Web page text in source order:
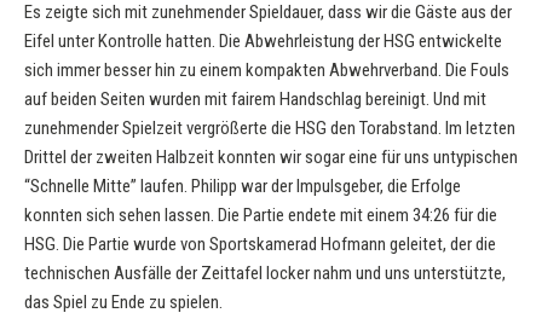
Es zeigte sich mit zunehmender Spieldauer, dass wir die Gäste aus der
Eifel unter Kontrolle hatten. Die Abwehrleistung der HSG entwickelte
sich immer besser hin zu einem kompakten Abwehrverband. Die Fouls
auf beiden Seiten wurden mit fairem Handschlag bereinigt. Und mit
zunehmender Spielzeit vergrößerte die HSG den Torabstand. Im letzten
Drittel der zweiten Halbzeit konnten wir sogar eine für uns untypischen
“Schnelle Mitte” laufen. Philipp war der Impulsgeber, die Erfolge
konnten sich sehen lassen. Die Partie endete mit einem 34:26 für die
HSG. Die Partie wurde von Sportskamerad Hofmann geleitet, der die
technischen Ausfälle der Zeittafel locker nahm und uns unterstützte,
das Spiel zu Ende zu spielen.